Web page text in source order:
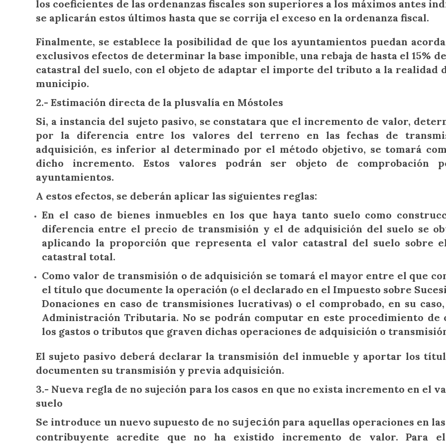
los coeficientes de las ordenanzas fiscales son superiores a los máximos antes
se aplicarán estos últimos hasta que se corrija el exceso en la ordenanza fiscal.
Finalmente, se establece la posibilidad de que los ayuntamientos puedan
exclusivos efectos de determinar la base imponible, una rebaja de hasta el 15%
catastral del suelo, con el objeto de adaptar el importe del tributo a la realidad
municipio.
2.- Estimación directa de la plusvalía en Móstoles
Si, a instancia del sujeto pasivo, se constatara que el incremento de valor,
por la diferencia entre los valores del terreno en las fechas de
adquisición, es inferior al determinado por el método objetivo, se tomará
dicho incremento. Estos valores podrán ser objeto de comprobación
ayuntamientos.
A estos efectos, se deberán aplicar las siguientes reglas:
En el caso de bienes inmuebles en los que haya tanto suelo como
diferencia entre el precio de transmisión y el de adquisición del suelo se
aplicando la proporción que representa el valor catastral del suelo sobre
catastral total.
Como valor de transmisión o de adquisición se tomará el mayor entre el que
el título que documente la operación (o el declarado en el Impuesto sobre
Donaciones en caso de transmisiones lucrativas) o el comprobado, en su
Administración Tributaria. No se podrán computar en este procedimiento de
los gastos o tributos que graven dichas operaciones de adquisición o
El sujeto pasivo deberá declarar la transmisión del inmueble y aportar los
documenten su transmisión y previa adquisición.
3.- Nueva regla de no sujeción para los casos en que no exista incremento en el
suelo
Se introduce un nuevo supuesto de no sujeción para aquellas operaciones en
contribuyente acredite que no ha existido incremento de valor. Para